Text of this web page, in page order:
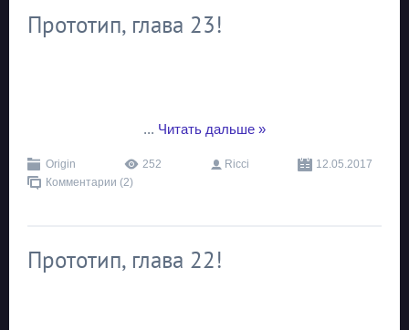
Прототип, глава 23!
... Читать дальше »
Origin 252 Ricci
12.05.2017
Комментарии (2)
Прототип, глава 22!